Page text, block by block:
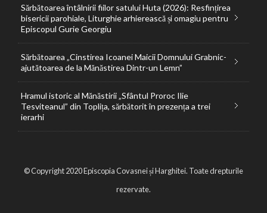
Sărbătoarea întâlnirii fiilor satului Huta (2026): Resfințirea
bisericii parohiale, Liturghie arhierească și omagiu pentru
Episcopul Gurie Georgiu
Sărbătoarea „Cinstirea Icoanei Maicii Domnului Grabnic-
ajutătoarea de la Mănăstirea Dintr-un Lemn”
Hramul istoric al Mănăstirii „Sfântul Proroc Ilie
Tesviteanul” din Toplița, sărbătorit în prezența a trei
ierarhi
© Copyright 2020 Episcopia Covasnei și Harghitei. Toate drepturile
rezervate.